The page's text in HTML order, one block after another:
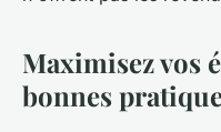
Maximisez vos
bonnes